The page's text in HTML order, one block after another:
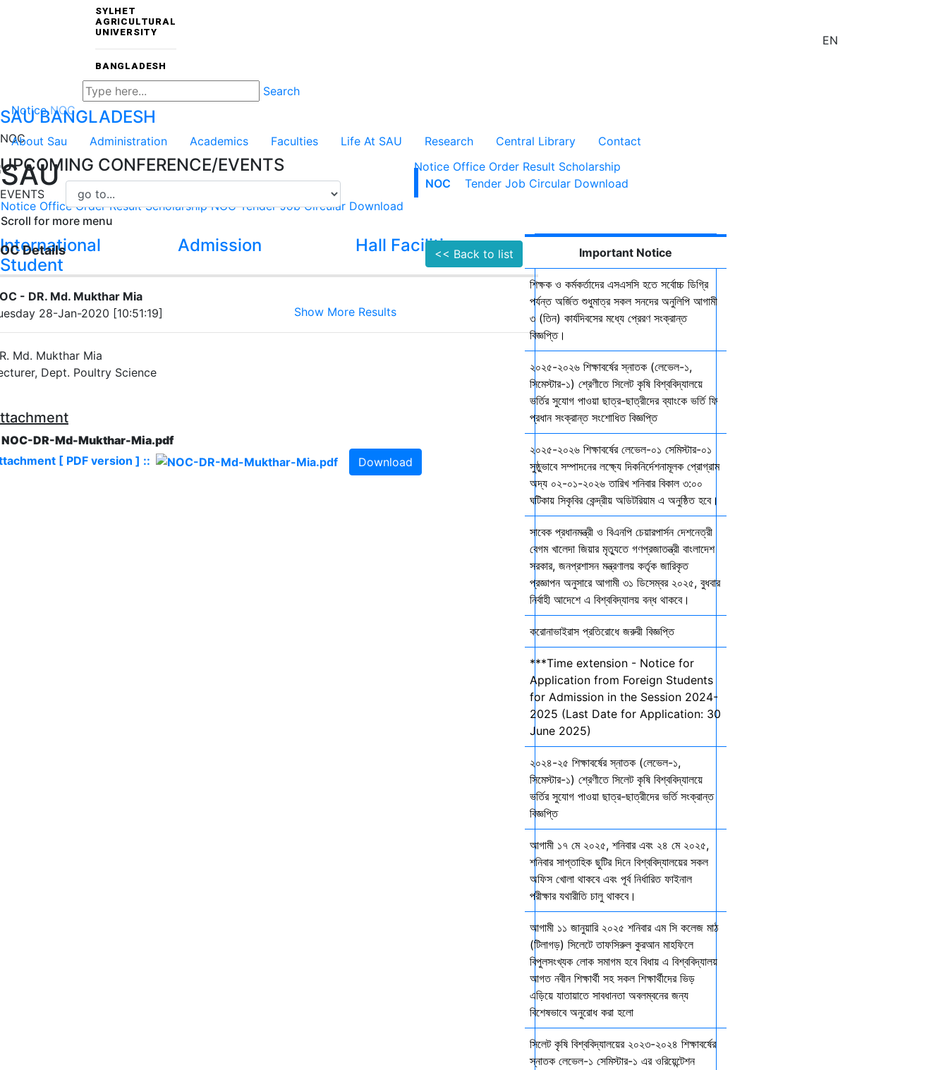
SYLHET
AGRICULTURAL
UNIVERSITY
BANGLADESH
EN
Search
SAUBANGLADESH
About Sau Administration Academics Faculties Life At SAU Research Central Library Contact
UPCOMING CONFERENCE/EVENTS
EVENTS
International
Student
Admission Hall Facilities Campus Facilities
Show More Results
Notice NOC
NOC
SAU
Notice Office Order Result Scholarship NOC Tender Job Circular Download
Scroll for more menu
Notice Office Order Result Scholarship
NOC
Tender Job Circular Download
Details << Back to list
- DR. Md. Mukthar Mia
28-Jan-2020 [10:51:19]
Md. Mukthar Mia
Dept. Poultry Science
NOC-DR-Md-Mukthar-Mia.pdf
[ PDF version ] ::
Download
Important Notice
শিক্ষক ও কর্মকর্তাদের এসএসসি হতে সর্বোচ্চ ডিগ্রি
পর্যন্ত অর্জিত শুধুমাত্র সকল সনদের অনুলিপি আগামী
৩ (তিন) কার্যদিবসের মধ্যে প্রেরণ সংক্রান্ত
বিজ্ঞপ্তি।
২০২৫-২০২৬ শিক্ষাবর্ষের স্নাতক (লেভেল-১,
সিমেস্টার-১) শ্রেণীতে সিলেট কৃষি বিশ্ববিদ্যালয়ে
ভর্তির সুযোগ পাওয়া ছাত্র-ছাত্রীদের ব্যাংকে ভর্তি ফি
প্রধান সংক্রান্ত সংশোধিত বিজ্ঞপ্তি
২০২৫-২০২৬ শিক্ষাবর্ষের লেভেল-০১ সেমিস্টার-০১
সুষ্ঠুভাবে সম্পাদনের লক্ষ্যে দিকনির্দেশনামূলক প্রোগ্রাম
অদ্য ০২-০১-২০২৬ তারিখ শনিবার বিকাল ৩:০০
ঘটিকায় সিকৃবির কেন্দ্রীয় অডিটরিয়াম এ অনুষ্ঠিত হবে।
সাবেক প্রধানমন্ত্রী ও বিএনপি চেয়ারপার্সন দেশনেত্রী
বেগম খালেদা জিয়ার মৃত্যুতে গণপ্রজাতন্ত্রী বাংলাদেশ
সরকার, জনপ্রশাসন মন্ত্রণালয় কর্তৃক জারিকৃত
প্রজ্ঞাপন অনুসারে আগামী ৩১ ডিসেম্বর ২০২৫, বুধবার
নির্বাহী আদেশে এ বিশ্ববিদ্যালয় বন্ধ থাকবে।
করোনাভাইরাস প্রতিরোধে জরুরী বিজ্ঞপ্তি
***Time extension - Notice for
Application from Foreign Students
for Admission in the Session 2024-
2025 (Last Date for Application: 30
June 2025)
২০২৪-২৫ শিক্ষাবর্ষের স্নাতক (লেভেল-১,
সিমেস্টার-১) শ্রেণীতে সিলেট কৃষি বিশ্ববিদ্যালয়ে
ভর্তির সুযোগ পাওয়া ছাত্র-ছাত্রীদের ভর্তি সংক্রান্ত
বিজ্ঞপ্তি
আগামী ১৭ মে ২০২৫, শনিবার এবং ২৪ মে ২০২৫,
শনিবার সাপ্তাহিক ছুটির দিনে বিশ্ববিদ্যালয়ের সকল
অফিস খোলা থাকবে এবং পূর্ব নির্ধারিত ফাইনাল
পরীক্ষার যথারীতি চালু থাকবে।
আগামী ১১ জানুয়ারি ২০২৫ শনিবার এম সি কলেজ মাঠ
(টিলাগড়) সিলেটে তাফসিরুল কুরআন মাহফিলে
বিপুলসংখ্যক লোক সমাগম হবে বিধায় এ বিশ্ববিদ্যালয়
আগত নবীন শিক্ষার্থী সহ সকল শিক্ষার্থীদের ভিড়
এড়িয়ে যাতায়াতে সাবধানতা অবলম্বনের জন্য
বিশেষভাবে অনুরোধ করা হলো
সিলেট কৃষি বিশ্ববিদ্যালয়ের ২০২৩-২০২৪ শিক্ষাবর্ষের
স্নাতক লেভেল-১ সেমিস্টার-১ এর ওরিয়েন্টেশন